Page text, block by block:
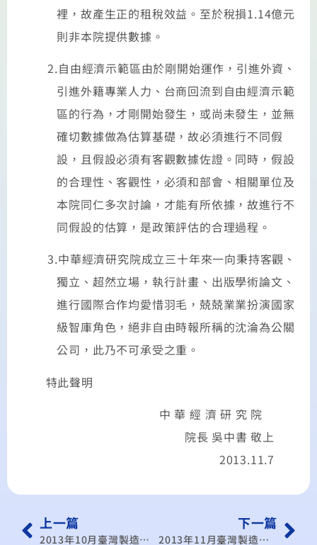
裡，故產生正的租稅效益。至於稅損1.14億元
則非本院提供數據。
2.自由經濟示範區由於剛開始運作，引進外資、
引進外籍專業人力、台商回流到自由經濟示範
區的行為，才剛開始發生，或尚未發生，並無
確切數據做為估算基礎，故必須進行不同假
設，且假設必須有客觀數據佐證。同時，假設
的合理性、客觀性，必須和部會、相關單位及
本院同仁多次討論，才能有所依據，故進行不
同假設的估算，是政策評估的合理過程。
3.中華經濟研究院成立三十年來一向秉持客觀、
獨立、超然立場，執行計畫、出版學術論文、
進行國際合作均愛惜羽毛，兢兢業業扮演國家
級智庫角色，絕非自由時報所稱的沈淪為公關
公司，此乃不可承受之重。
特此聲明
中 華 經 濟 研 究 院
院長 吳中書 敬上
2013.11.7
上一篇
2013年10月臺灣製造業採購經理人指數發佈記者會
下一篇
2013年11月臺灣製造業採購經理人指數發佈記者會